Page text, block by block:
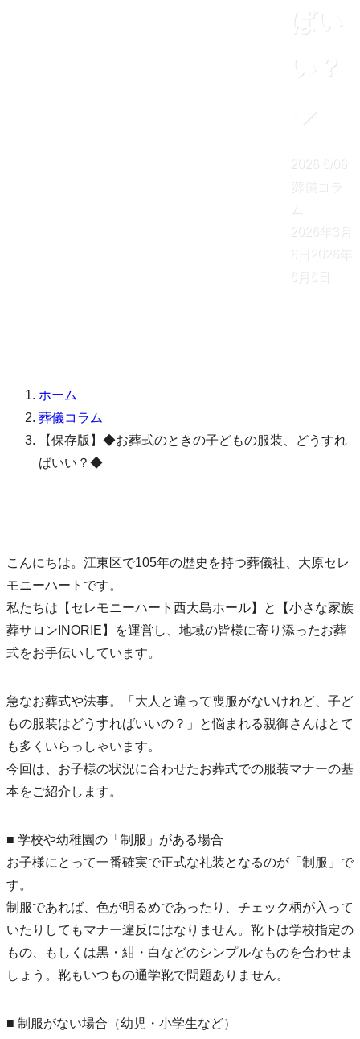
ばい
い？
◆
2026 6/06
葬儀コラ
ム
2026年3月
6日
2026年
6月6日
ホーム
葬儀コラム
【保存版】◆お葬式のときの子どもの服装、どうすれ
ばいい？◆
こんにちは。江東区で105年の歴史を持つ葬儀社、大原セレ
モニーハートです。
私たちは【セレモニーハート西大島ホール】と【小さな家族
葬サロンINORIE】を運営し、地域の皆様に寄り添ったお葬
式をお手伝いしています。
急なお葬式や法事。「大人と違って喪服がないけれど、子ど
もの服装はどうすればいいの？」と悩まれる親御さんはとて
も多くいらっしゃいます。
今回は、お子様の状況に合わせたお葬式での服装マナーの基
本をご紹介します。
■ 学校や幼稚園の「制服」がある場合
お子様にとって一番確実で正式な礼装となるのが「制服」で
す。
制服であれば、色が明るめであったり、チェック柄が入って
いたりしてもマナー違反にはなりません。靴下は学校指定の
もの、もしくは黒・紺・白などのシンプルなものを合わせま
しょう。靴もいつもの通学靴で問題ありません。
■ 制服がない場合（幼児・小学生など）